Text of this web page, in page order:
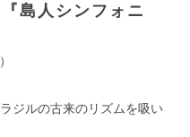
島人シンフォニ
ジルの古来のリズムを吸い